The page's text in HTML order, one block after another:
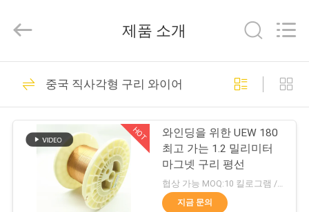
제
2026
Electric
Reserved.
에나멜 구리 와이어
230
제품 소개
중국 직사각형 구리 와이어
HOT
와인딩을 위한 UEW 180
최고 가는 1.2 밀리미터
마그넷 구리 평선
협상 가능 MOQ:10 킬로그램 / 킬로그램
지금 문의